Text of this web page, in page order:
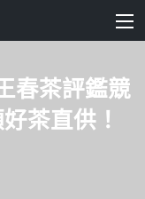
春茶評鑑競
茶直供！